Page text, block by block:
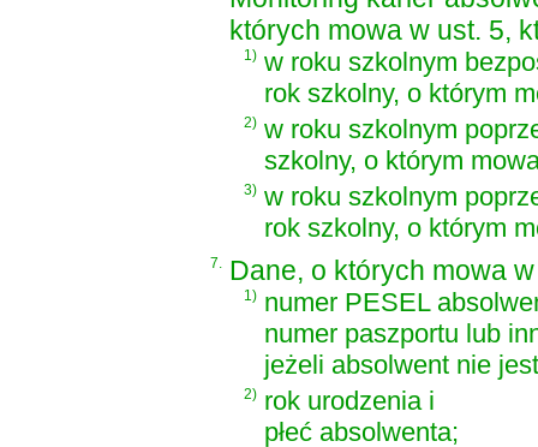
których mowa w ust. 5,
1) w roku szkolnym
rok szkolny, o którym
2) w roku szkolnym
szkolny, o którym
3) w roku szkolnym
rok szkolny, o którym
7. Dane, o których mowa
1) numer PESEL
numer paszportu lub
jeżeli absolwent nie
2) rok urodzenia i
płeć absolwenta;